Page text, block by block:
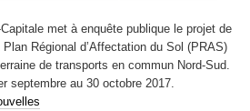
Capitale met à enquête publique le projet de
Régional d’Affectation du Sol (PRAS)
de transports en commun Nord-Sud.
septembre au 30 octobre 2017.